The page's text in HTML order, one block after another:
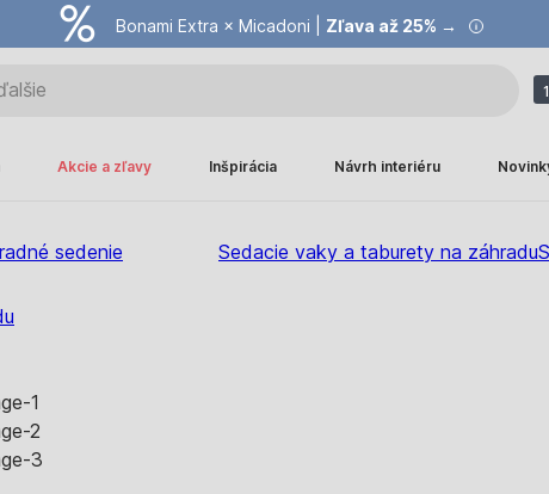
Bonami Extra × Micadoni | Zľava až 25% →
Akcie a zľavy Inšpirácia Návrh interiéru
sedenie Sedacie vaky a taburety na záhradu